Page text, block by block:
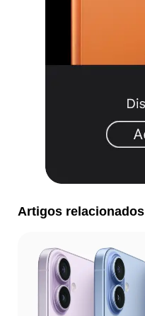
Artigos relacionados